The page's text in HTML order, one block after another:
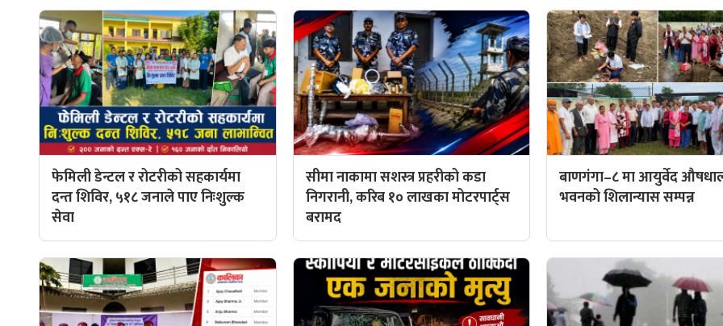
फेमिली डेन्टल र रोटरीको सहकार्यमा
दन्त शिविर, ५१८ जनाले पाए निःशुल्क
सेवा
सीमा नाकामा सशस्त्र प्रहरीको कडा
निगरानी, करिब १० लाखका मोटरपार्ट्स
बरामद
बाणगंगा–८ मा आयुर्वेद
भवनको शिलान्यास सम्पन्न